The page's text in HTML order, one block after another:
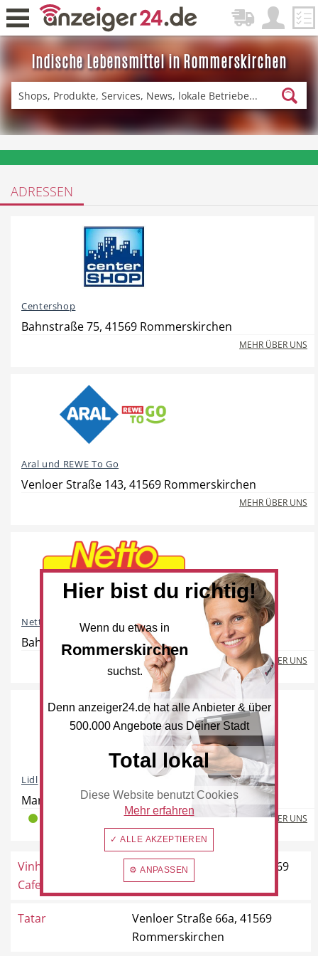
Indische Lebensmittel in Rommerskirchen
Zurück
Fitness & Sport Einkaufen
DE-News News
Restaurant
Beauty & Wellness
Handwerk Sport & Freizeit
Gesundheit Dienstleistungen
Lokale Empfehlungen
ADRESSEN
Centershop
Bahnstraße 75, 41569 Rommerskirchen
MEHR ÜBER UNS
Aral und REWE To Go
Venloer Straße 143, 41569 Rommerskirchen
MEHR ÜBER UNS
Netto Marken-Discount
Bahnstraße 15-17, 41569 Rommerskirchen
MEHR ÜBER UNS
Lidl
Mariannenpark 1, 41569 Rommerskirchen
MEHR ÜBER UNS
Vinhoteca Centro
Cafe
Rudolf-Diesel-Straße 2, 41569
Rommerskirchen
Tatar
Venloer Straße 66a, 41569
Rommerskirchen
Hier bist du richtig!
Wenn du etwas in
Rommerskirchen
suchst.
Denn anzeiger24.de hat alle Anbieter & über
500.000 Angebote aus Deiner Stadt
Total lokal
Diese Website benutzt Cookies
Mehr erfahren
✓ ALLE AKZEPTIEREN
⚙ ANPASSEN